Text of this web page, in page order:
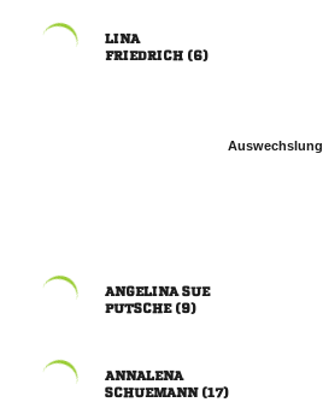

 
Auswechslung
 
 

 